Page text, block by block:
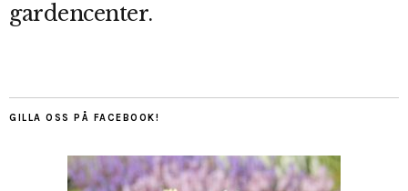
gardencenter.
GILLA OSS PÅ FACEBOOK!